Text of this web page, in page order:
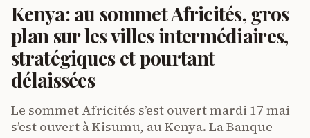
Kenya: au sommet Africités, gros
plan sur les villes intermédiaires,
stratégiques et pourtant
délaissées
Le sommet Africités s’est ouvert mardi 17 mai
s’est ouvert à Kisumu, au Kenya. La Banque